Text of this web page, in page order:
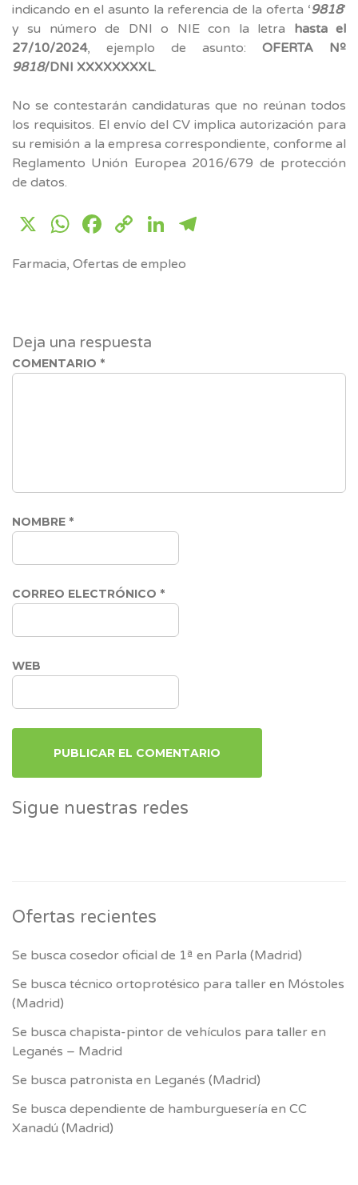
indicando en el asunto la referencia de la oferta ‘9818’
y su número de DNI o NIE con la letra hasta el
27/10/2024, ejemplo de asunto: OFERTA Nº
9818/DNI XXXXXXXXL.
No se contestarán candidaturas que no reúnan todos
los requisitos. El envío del CV implica autorización para
su remisión a la empresa correspondiente, conforme al
Reglamento Unión Europea 2016/679 de protección
de datos.
X WhatsApp
Facebook
CopyLinkedIn
Farmacia, Ofertas de empleo
Deja una respuesta
COMENTARIO *
NOMBRE *
CORREO ELECTRÓNICO *
WEB
Sigue nuestras redes
Ofertas recientes
Se busca cosedor oficial de 1ª en Parla (Madrid)
Se busca técnico ortoprotésico para taller en Móstoles
(Madrid)
Se busca chapista-pintor de vehículos para taller en
Leganés – Madrid
Se busca patronista en Leganés (Madrid)
Se busca dependiente de hamburguesería en CC
Xanadú (Madrid)